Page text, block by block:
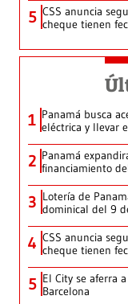
5 CSS anuncia
cheque tienen
1 Panamá busca
eléctrica y llevar
2 Panamá
financiamiento
3 Lotería de
dominical del 9
4 CSS anuncia
cheque tienen
5 El City se aferra
Barcelona